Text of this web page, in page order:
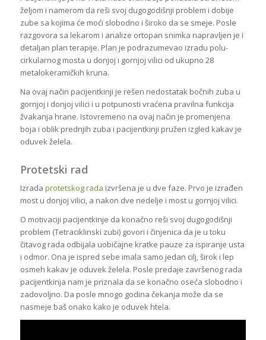
željom i namerom da reši svoj dugogodišnji problem i dobije
zube sa kojima će moći slobodno i široko da se smeje. Posle
razgovora sa lekarom i analize ortopan snimka napravljen je i
detaljan plan terapije. Plan je podrazumevao izradu polu-
cirkularnog mosta u donjoj i gornjoj vilici od ukupno 28
metalokeramičkih kruna.
Na ovaj način pacijentkinji je rešen nedostatak bočnih zuba u
gornjoj i donjoj vilici i u potpunosti vraćena pravilna funkcija
žvakanja hrane. Istovremeno na ovaj način je promenjena
boja i oblik prednjih zuba i pacijentkinji pružen izgled kakav je
oduvek želela.
Protetski rad
Izrada protetskog rada izvršena je u dve faze. Prvo je izrađen
most u donjoj vilici, a nakon dve nedelje i most u gornjoj vilici.
O motivaciji pacijentkinje da konačno reši svoj dugogodišnji
problem (Tetraciklinski zubi) govori i činjenica da je u toku
čitavog rada odbijala uobičajne kratke pauze za ispiranje usta
i odmor. Ona je ispred sebe imala samo jedan cilj, širok i lep
osmeh kakav je oduvek želela. Posle predaje završenog rada
pacijentkinja nam je priznala da se konačno oseća slobodno i
zadovoljno. Da posle mnogo godina čekanja može da se
nasmeje baš onako kako je oduvek htela.